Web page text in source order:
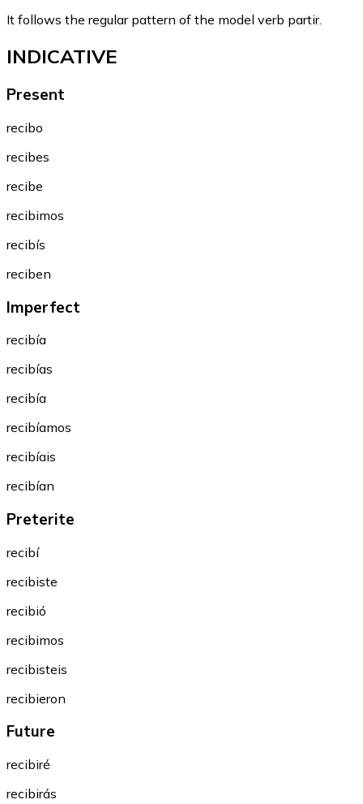
It follows the regular pattern of the model verb partir.
INDICATIVE
Present
recibo
recibes
recibe
recibimos
recibís
reciben
Imperfect
recibía
recibías
recibía
recibíamos
recibíais
recibían
Preterite
recibí
recibiste
recibió
recibimos
recibisteis
recibieron
Future
recibiré
recibirás